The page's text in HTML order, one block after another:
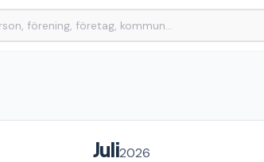
Juli2026